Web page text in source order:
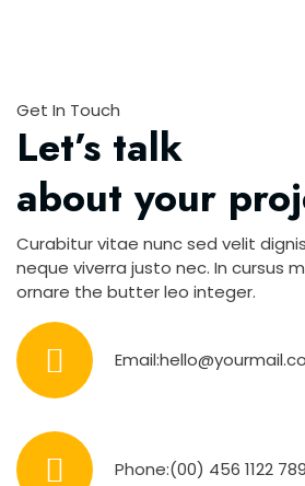
Get In Touch
Let’s talk
about your
Curabitur vitae nunc sed velit
neque viverra justo nec. In cursus
ornare the butter leo integer.
Email:
Phone:(00) 456 1122